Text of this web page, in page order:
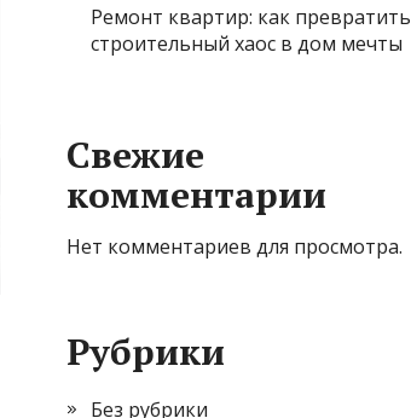
Ремонт квартир: как превратить
строительный хаос в дом мечты
Свежие
комментарии
Нет комментариев для просмотра.
Рубрики
Без рубрики